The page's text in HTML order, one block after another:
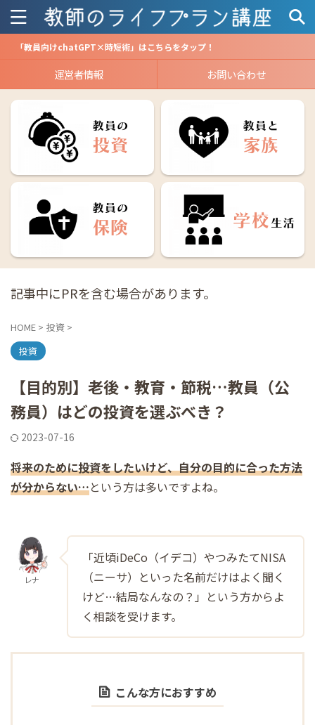
「教員向けchatGPT×時短術」はこちらをタップ！
運営者情報 お問い合わせ
記事中にPRを含む場合があります。
HOME > 投資 >
投資
【目的別】老後・教育・節税…教員（公
務員）はどの投資を選ぶべき？
2023-07-16
将来のために投資をしたいけど、自分の目的に合った方法
が分からない…という方は多いですよね。
レナ
「近頃iDeCo（イデコ）やつみたてNISA
（ニーサ）といった名前だけはよく聞く
けど…結局なんなの？」という方からよ
く相談を受けます。
こんな方におすすめ